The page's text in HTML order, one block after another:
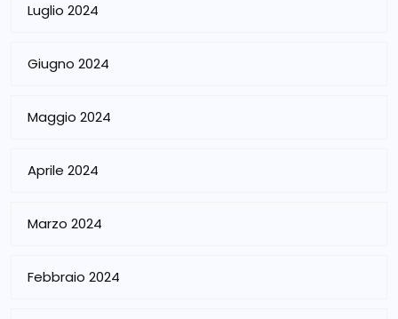
Luglio 2024
Giugno 2024
Maggio 2024
Aprile 2024
Marzo 2024
Febbraio 2024